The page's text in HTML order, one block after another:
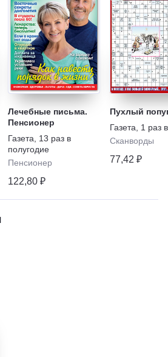
Лечебные письма.
Пенсионер
Газета
13 раз в
полугодие
Пенсионер
122,80 ₽
Пухлый
Газета
1 раз
Сканворды
77,42 ₽